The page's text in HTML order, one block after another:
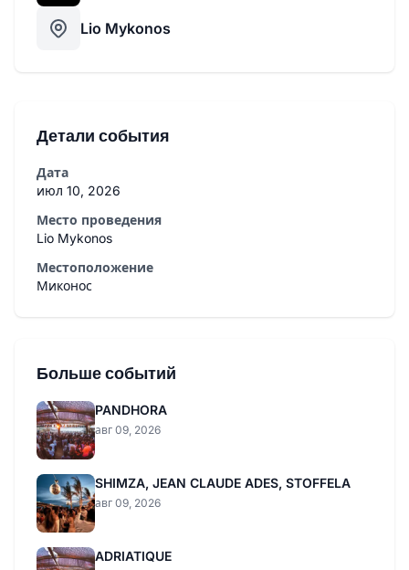
Lio Mykonos
Детали события
Дата
июл 10, 2026
Место проведения
Lio Mykonos
Местоположение
Миконос
Больше событий
PANDHORA
авг 09, 2026
SHIMZA, JEAN CLAUDE ADES, STOFFELA
авг 09, 2026
ADRIATIQUE